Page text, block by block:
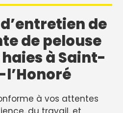
de
de pelouse
à Saint-
à vos attentes